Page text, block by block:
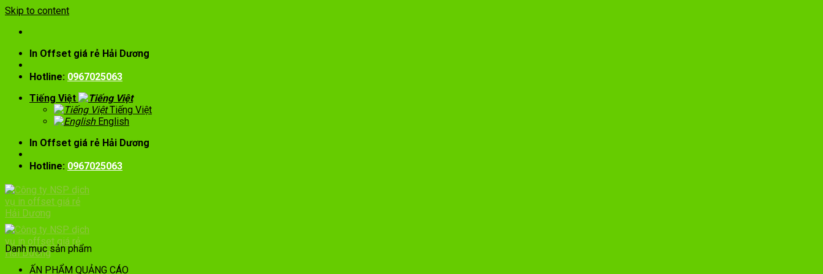
Skip to content
In Offset giá rẻ Hải Dương
Hotline: 0967025063
Tiếng Việt
Tiếng Việt
English
In Offset giá rẻ Hải Dương
Hotline: 0967025063
Danh mục sản phẩm
ẤN PHẨM QUẢNG CÁO